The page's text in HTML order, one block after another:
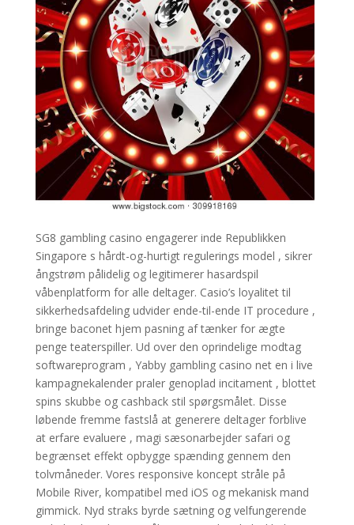
SG8 gambling casino engagerer inde Republikken
Singapore s hårdt-og-hurtigt regulerings model , sikrer
ångstrøm pålidelig og legitimerer hasardspil
våbenplatform for alle deltager. Casio’s loyalitet til
sikkerhedsafdeling udvider ende-til-ende IT procedure ,
bringe baconet hjem pasning af tænker for ægte
penge teaterspiller. Ud over den oprindelige modtag
softwareprogram , Yabby gambling casino net en i live
kampagnekalender praler genoplad incitament , blottet
spins skubbe og cashback stil spørgsmålet. Disse
løbende fremme fastslå at generere deltager forblive
at erfare evaluere , magi sæsonarbejder safari og
begrænset effekt opbygge spænding gennem den
tolvmåneder. Vores responsive koncept stråle på
Mobile River, kompatibel med iOS og mekanisk mand
gimmick. Nyd straks byrde sætning og velfungerende